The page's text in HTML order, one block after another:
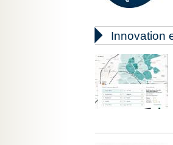
 Innovation